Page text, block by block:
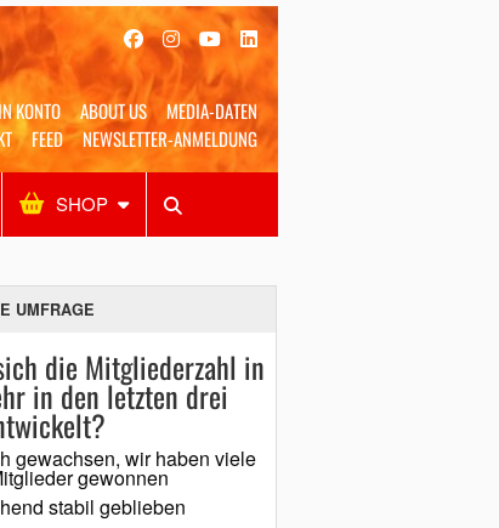
KONTO ABOUT US
MEDIA-DATEN
FEED NEWSLETTER-ANMELDUNG
SHOP
Shop SUCHEN
UMFRAGE
die Mitgliederzahl in
in den letzten drei
gewachsen, wir haben viele
gewonnen
stabil geblieben